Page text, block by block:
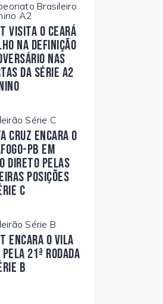
Brasileiro
A2
visita o Ceará
na definição
nas
da Série A2
Série C
Cruz encara o
PB em
direto pelas
posições
C
Série B
encara o Vila
pela 21ª rodada
B